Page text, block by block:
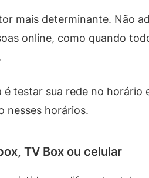
mais determinante. Não
online, como quando
é testar sua rede no
nesses horários.
TV Box ou celular